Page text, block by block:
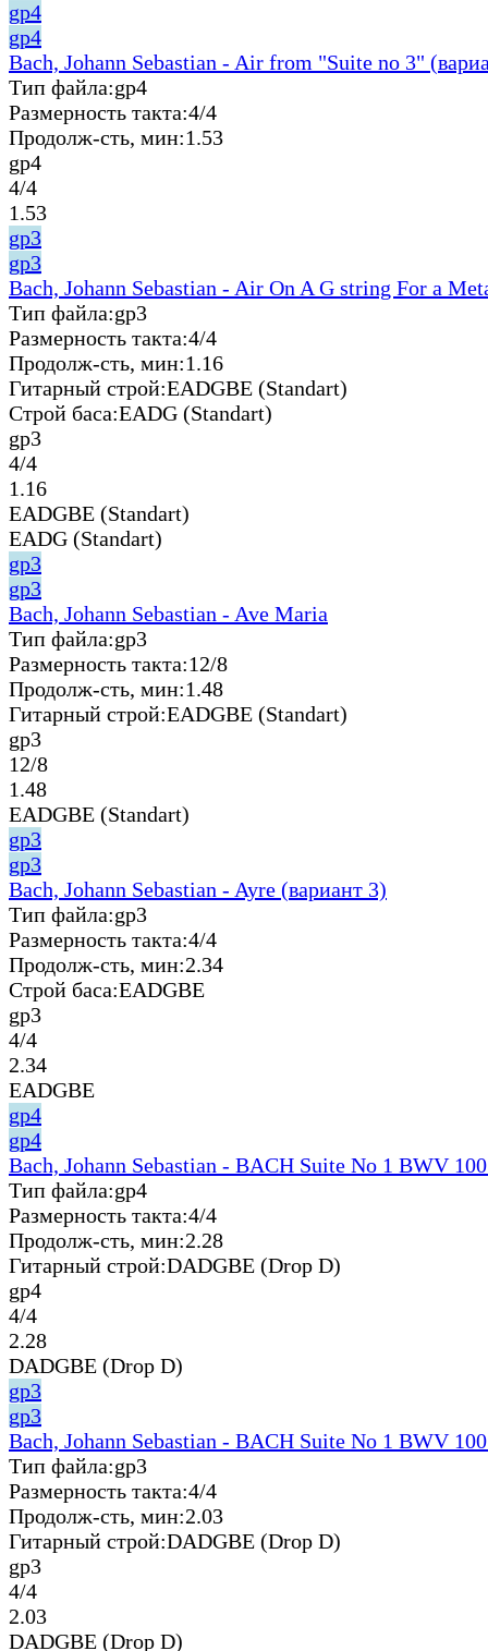
gp4
gp4
Bach, Johann Sebastian - Air from "Suite no 3"
Тип файла:gp4
Размерность такта:4/4
Продолж-сть, мин:1.53
gp4
4/4
1.53
gp3
gp3
Bach, Johann Sebastian - Air On A G string For a
Тип файла:gp3
Размерность такта:4/4
Продолж-сть, мин:1.16
Гитарный строй:EADGBE (Standart)
Строй баса:EADG (Standart)
gp3
4/4
1.16
EADGBE (Standart)
EADG (Standart)
gp3
gp3
Bach, Johann Sebastian - Ave Maria
Тип файла:gp3
Размерность такта:12/8
Продолж-сть, мин:1.48
Гитарный строй:EADGBE (Standart)
gp3
12/8
1.48
EADGBE (Standart)
gp3
gp3
Bach, Johann Sebastian - Ayre (вариант 3)
Тип файла:gp3
Размерность такта:4/4
Продолж-сть, мин:2.34
Строй баса:EADGBE
gp3
4/4
2.34
EADGBE
gp4
gp4
Bach, Johann Sebastian - BACH Suite No 1 BWV
Тип файла:gp4
Размерность такта:4/4
Продолж-сть, мин:2.28
Гитарный строй:DADGBE (Drop D)
gp4
4/4
2.28
DADGBE (Drop D)
gp3
gp3
Bach, Johann Sebastian - BACH Suite No 1 BWV
Тип файла:gp3
Размерность такта:4/4
Продолж-сть, мин:2.03
Гитарный строй:DADGBE (Drop D)
gp3
4/4
2.03
DADGBE (Drop D)